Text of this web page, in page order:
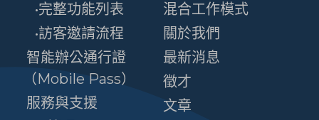
•完整功能列表
•訪客邀請流程
智能辦公通行證
（Mobile Pass）
服務與支援
混合工作模式
關於我們
最新消息
徵才
文章